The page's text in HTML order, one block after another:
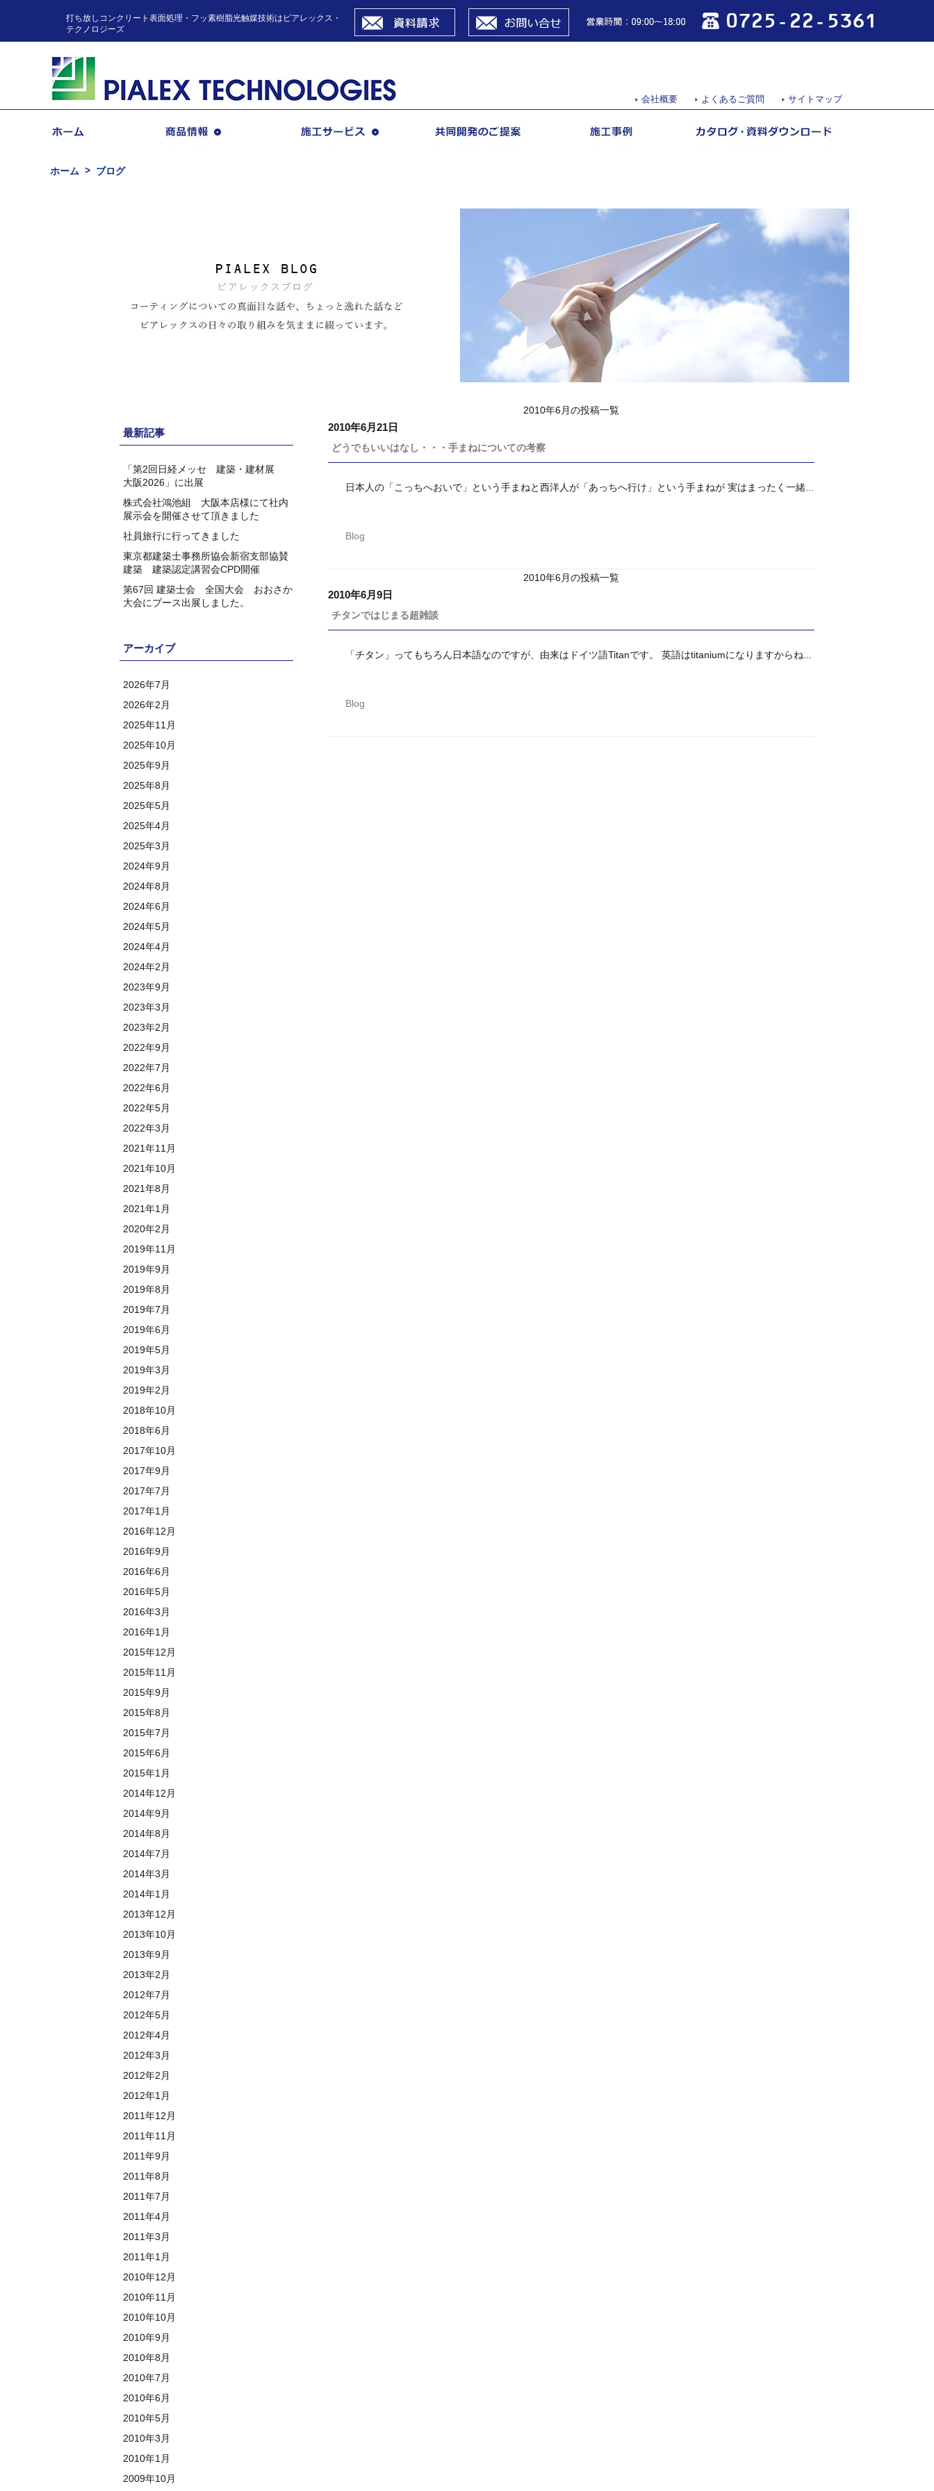
打ち放しコンクリート表面処理・フッ素樹脂光触媒技術はピアレックス・
テクノロジーズ
サイトマップ
よくあるご質問
会社概要
資料請求 お問い合せ
営業時間：09:00～18:00
施工サービス 共同開発のご提案
ホーム ブログ
最新記事
「第2回日経メッセ 建築・建材展
大阪2026」に出展
株式会社鴻池組 大阪本店様にて社内
展示会を開催させて頂きました
社員旅行に行ってきました
東京都建築士事務所協会新宿支部協賛
建築 建築認定講習会CPD開催
第67回 建築士会 全国大会 おおさか
大会にブース出展しました。
アーカイブ
2026年7月
2026年2月
2025年11月
2025年10月
2025年9月
2025年8月
2025年5月
2025年4月
2025年3月
2024年9月
2024年8月
2024年6月
2024年5月
2024年4月
2024年2月
2023年9月
2023年3月
2023年2月
2022年9月
2022年7月
2022年6月
2022年5月
2022年3月
2021年11月
2021年10月
2021年8月
2021年1月
2020年2月
2019年11月
2019年9月
2019年8月
2019年7月
2019年6月
2019年5月
2019年3月
2019年2月
2018年10月
2018年6月
2017年10月
2017年9月
2017年7月
2017年1月
2016年12月
2016年9月
2016年6月
2016年5月
2016年3月
2016年1月
2015年12月
2015年11月
2015年9月
2015年8月
2015年7月
2015年6月
2015年1月
2014年12月
2014年9月
2014年8月
2014年7月
2014年3月
2014年1月
2013年12月
2013年10月
2013年9月
2013年2月
2012年7月
2012年5月
2012年4月
2012年3月
2012年2月
2012年1月
2011年12月
2011年11月
2011年9月
2011年8月
2011年7月
2011年4月
2011年3月
2011年1月
2010年12月
2010年11月
2010年10月
2010年9月
2010年8月
2010年7月
2010年6月
2010年5月
2010年3月
2010年1月
2009年10月
2010年6月の投稿一覧
2010年6月21日
どうでもいいはなし・・・手まねについての考察
日本人の「こっちへおいで」という手まねと西洋人が「あっちへ行け」という手まねが 実はまったく一緒...
Blog
2010年6月の投稿一覧
2010年6月9日
チタンではじまる超雑談
「チタン」ってもちろん日本語なのですが、由来はドイツ語Titanです。 英語はtitaniumになりますからね...
Blog